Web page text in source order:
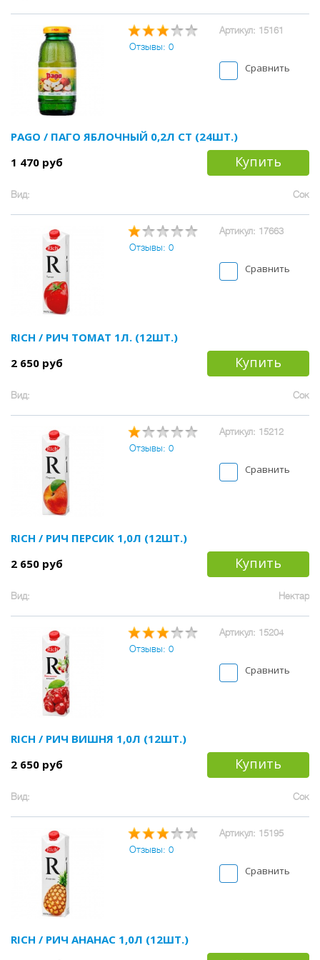
Артикул: 15161
Отзывы: 0
Сравнить
PAGO / ПАГО ЯБЛОЧНЫЙ 0,2Л СТ (24ШТ.)
1 470 руб
Купить
Вид: Сок
Артикул: 17663
Отзывы: 0
Сравнить
RICH / РИЧ ТОМАТ 1Л. (12ШТ.)
2 650 руб
Купить
Вид: Сок
Артикул: 15212
Отзывы: 0
Сравнить
RICH / РИЧ ПЕРСИК 1,0Л (12ШТ.)
2 650 руб
Купить
Вид: Нектар
Артикул: 15204
Отзывы: 0
Сравнить
RICH / РИЧ ВИШНЯ 1,0Л (12ШТ.)
2 650 руб
Купить
Вид: Сок
Артикул: 15195
Отзывы: 0
Сравнить
RICH / РИЧ АНАНАС 1,0Л (12ШТ.)